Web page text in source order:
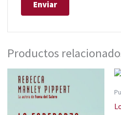
Productos